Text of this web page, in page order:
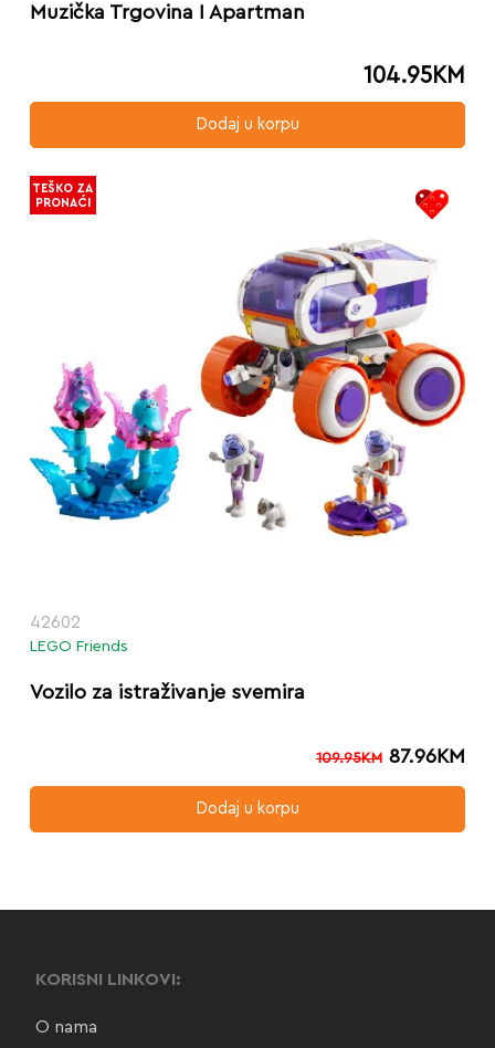
Muzička Trgovina I Apartman
104.95KM
Dodaj u korpu
42602
LEGO Friends
Vozilo za istraživanje svemira
109.95KM 87.96KM
Dodaj u korpu
TEŠKO ZA
PRONAĆI
KORISNI LINKOVI:
O nama